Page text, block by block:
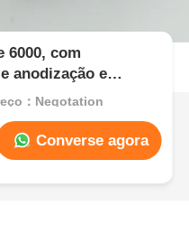
6000, com
anodização e
：Negotation
Converse agora